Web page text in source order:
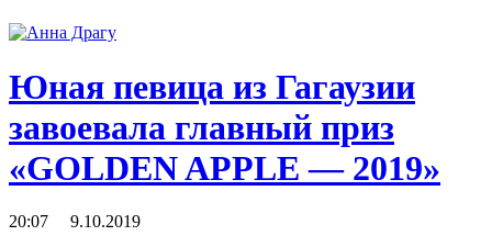
Юная певица из Гагаузии
завоевала главный приз
«GOLDEN APPLE — 2019»
20:07 9.10.2019